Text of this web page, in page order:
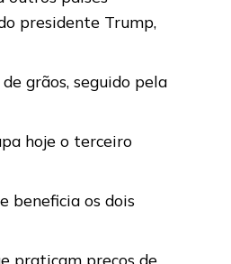
presidente Trump,
grãos, seguido pela
hoje o terceiro
beneficia os dois
praticam preços de